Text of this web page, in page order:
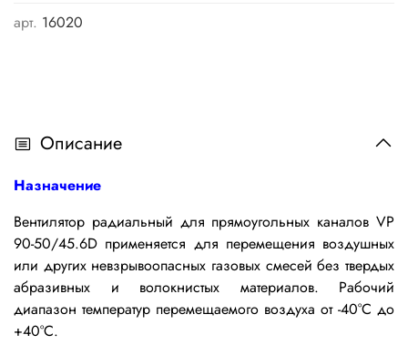
арт. 16020
Описание
Назначение
Вентилятор радиальный для прямоугольных каналов VP
90-50/45.6D применяется для перемещения воздушных
или других невзрывоопасных газовых смесей без твердых
абразивных и волокнистых материалов. Рабочий
диапазон температур перемещаемого воздуха от -40°С до
+40°С.